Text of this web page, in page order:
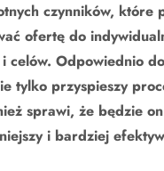
czynników, które
ofertę do
celów. Odpowiednio
tylko przyspieszy
sprawi, że będzie on
i bardziej